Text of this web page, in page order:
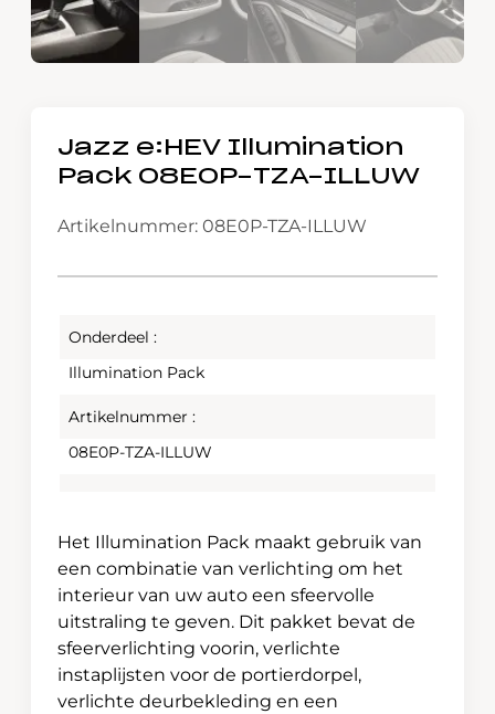
Jazz e:HEV Illumination
Pack 08E0P-TZA-ILLUW
Artikelnummer: 08E0P-TZA-ILLUW
Onderdeel :
Illumination Pack
Artikelnummer :
08E0P-TZA-ILLUW
Het Illumination Pack maakt gebruik van
een combinatie van verlichting om het
interieur van uw auto een sfeervolle
uitstraling te geven. Dit pakket bevat de
sfeerverlichting voorin, verlichte
instaplijsten voor de portierdorpel,
verlichte deurbekleding en een